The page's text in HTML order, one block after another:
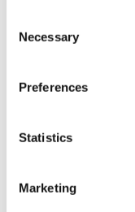
Selection
Necessary
Preferences
Statistics
Marketing
Frågor och
Utbetalning
Vinstandelsstiftelse